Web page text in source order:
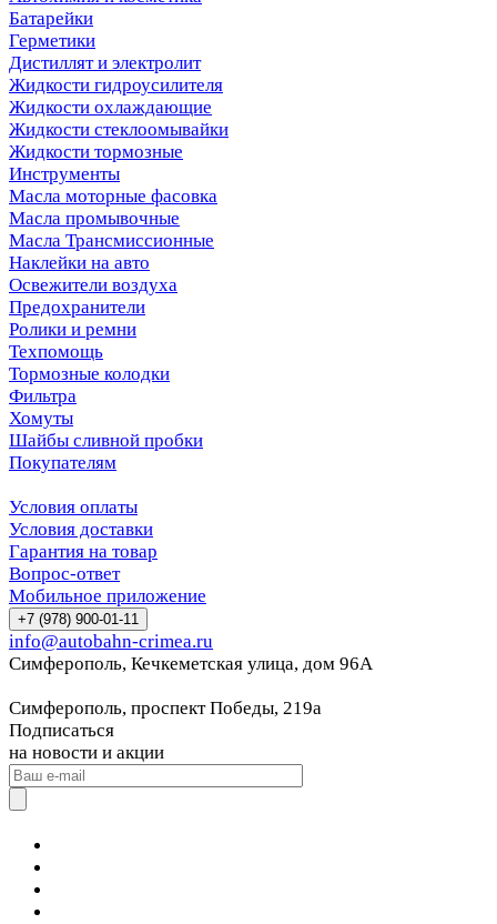
Батарейки
Герметики
Дистиллят и электролит
Жидкости гидроусилителя
Жидкости охлаждающие
Жидкости стеклоомывайки
Жидкости тормозные
Инструменты
Масла моторные фасовка
Масла промывочные
Масла Трансмиссионные
Наклейки на авто
Освежители воздуха
Предохранители
Ролики и ремни
Техпомощь
Тормозные колодки
Фильтра
Хомуты
Шайбы сливной пробки
Покупателям
Условия оплаты
Условия доставки
Гарантия на товар
Вопрос-ответ
Мобильное приложение
+7 (978) 900-01-11
info@autobahn-crimea.ru
Симферополь, Кечкеметская улица, дом 96А
Симферополь, проспект Победы, 219а
Подписаться
на новости и акции